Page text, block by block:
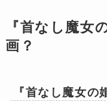
『首なし魔女
画？
『首なし魔女の